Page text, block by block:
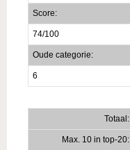
Score:
74/100
Oude categorie:
6
Totaal:
Max. 10 in top-20: